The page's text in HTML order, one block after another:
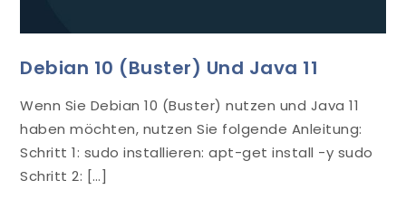
Debian 10 (Buster) Und Java 11
Wenn Sie Debian 10 (Buster) nutzen und Java 11
haben möchten, nutzen Sie folgende Anleitung:
Schritt 1: sudo installieren: apt-get install -y sudo
Schritt 2: […]